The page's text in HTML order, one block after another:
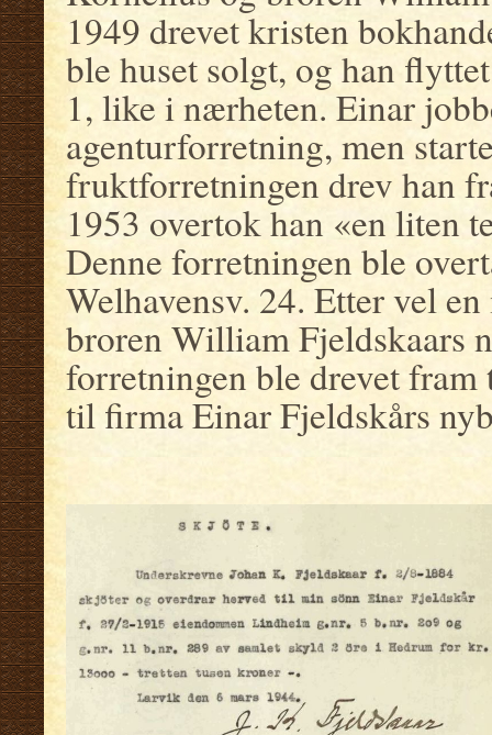
1949 drevet kristen
ble huset solgt, og han
1, like i nærheten. Einar
agenturforretning, men
fruktforretningen drev han
1953 overtok han «en liten
Denne forretningen ble
Welhavensv. 24. Etter vel
broren William Fjeldskaars
forretningen ble drevet
til firma Einar Fjeldskårs